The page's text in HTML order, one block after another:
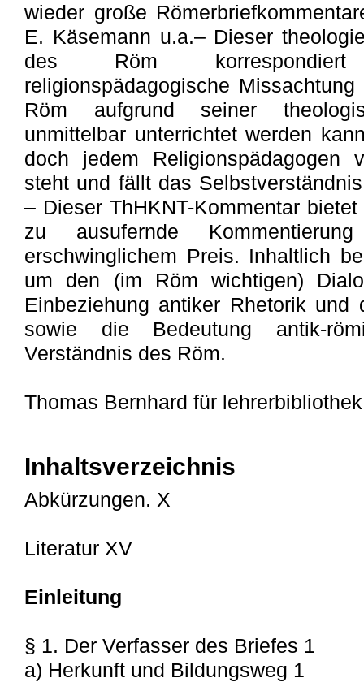
wieder große
E. Käsemann u.a.– Dieser
des Röm
religionspädagogische
Röm aufgrund seiner
unmittelbar unterrichtet werden
doch jedem Religionspädagogen
steht und fällt das
– Dieser ThHKNT-Kommentar
zu ausufernde
erschwinglichem Preis. Inhaltlich
um den (im Röm wichtigen)
Einbeziehung antiker Rhetorik und
sowie die Bedeutung antik-
Verständnis des Röm.
Thomas Bernhard für
Inhaltsverzeichnis
Abkürzungen. X
Literatur XV
Einleitung
§ 1. Der Verfasser des Briefes 1
a) Herkunft und Bildungsweg 1